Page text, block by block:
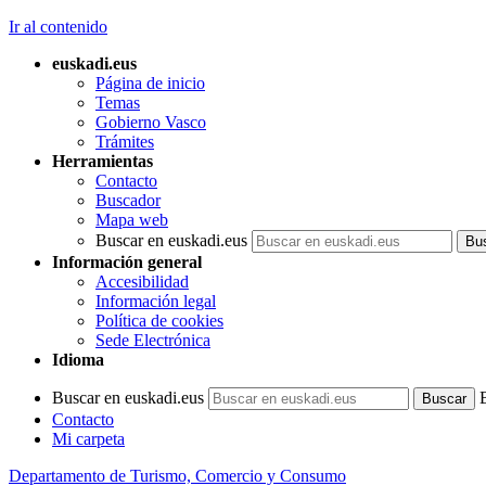
Ir al contenido
euskadi.eus
Página de inicio
Temas
Gobierno Vasco
Trámites
Herramientas
Contacto
Buscador
Mapa web
Buscar en euskadi.eus
Información general
Accesibilidad
Información legal
Política de cookies
Sede Electrónica
Idioma
Buscar en euskadi.eus
Contacto
Mi carpeta
Departamento de Turismo, Comercio y Consumo